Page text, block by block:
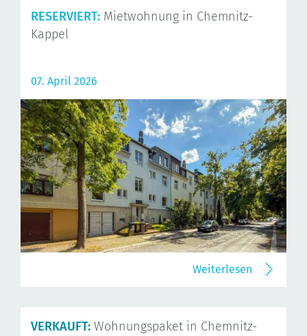
RESERVIERT: Mietwohnung in Chemnitz-
Kappel
07. April 2026
Weiterlesen
VERKAUFT: Wohnungspaket in Chemnitz-